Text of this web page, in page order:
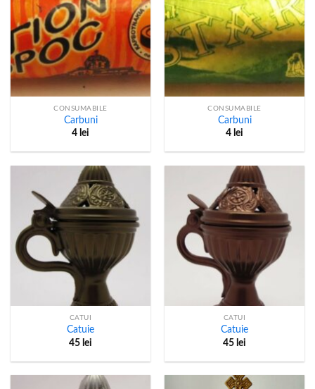
CONSUMABILE
Carbuni
4 lei
CONSUMABILE
Carbuni
4 lei
CATUI
Catuie
45 lei
CATUI
Catuie
45 lei